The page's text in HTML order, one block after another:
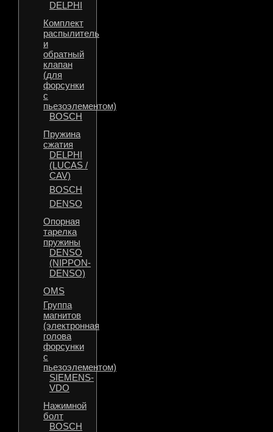
DELPHI
Комплект
распылитель
и
обратный
клапан
(для
форсунки
с
пьезоэлементом)
BOSCH
Пружина
сжатия
DELPHI
(LUCAS /
CAV)
BOSCH
DENSO
Опорная
тарелка
пружины
DENSO
(NIPPON-
DENSO)
OMS
Группа
магнитов
(электронная
голова
форсунки
с
пьезоэлементом)
SIEMENS-
VDO
Нажимной
болт
BOSCH